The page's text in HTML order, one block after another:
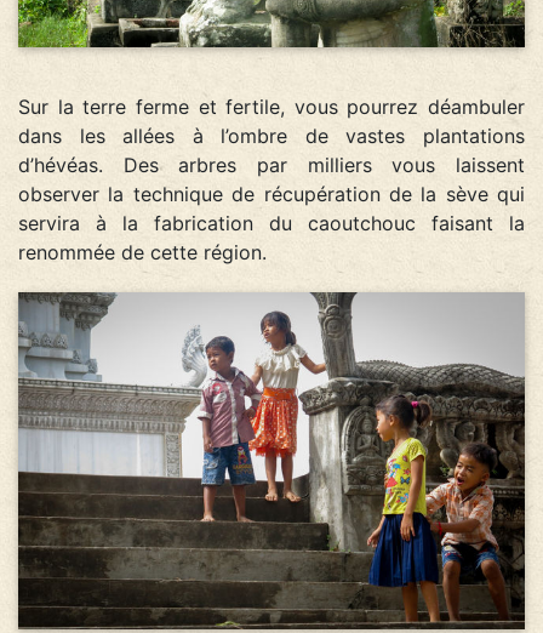
Sur la terre ferme et fertile, vous pourrez déambuler
dans les allées à l’ombre de vastes plantations
d’hévéas. Des arbres par milliers vous laissent
observer la technique de récupération de la sève qui
servira à la fabrication du caoutchouc faisant la
renommée de cette région.